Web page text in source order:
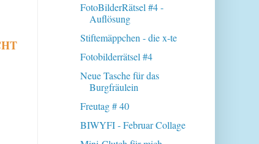
FotoBilderRätsel #4 -
Auflösung
Stiftemäppchen - die x-te
Fotobilderrätsel #4
Neue Tasche für das
Burgfräulein
Freutag # 40
BIWYFI - Februar Collage